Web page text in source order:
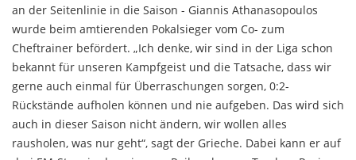
an der Seitenlinie in die Saison - Giannis Athanasopoulos
wurde beim amtierenden Pokalsieger vom Co- zum
Cheftrainer befördert. „Ich denke, wir sind in der Liga schon
bekannt für unseren Kampfgeist und die Tatsache, dass wir
gerne auch einmal für Überraschungen sorgen, 0:2-
Rückstände aufholen können und nie aufgeben. Das wird sich
auch in dieser Saison nicht ändern, wir wollen alles
rausholen, was nur geht“, sagt der Grieche. Dabei kann er auf